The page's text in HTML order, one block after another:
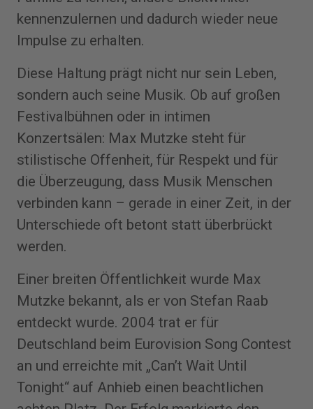
kennenzulernen und dadurch wieder neue
Impulse zu erhalten.
Diese Haltung prägt nicht nur sein Leben,
sondern auch seine Musik. Ob auf großen
Festivalbühnen oder in intimen
Konzertsälen: Max Mutzke steht für
stilistische Offenheit, für Respekt und für
die Überzeugung, dass Musik Menschen
verbinden kann – gerade in einer Zeit, in der
Unterschiede oft betont statt überbrückt
werden.
Einer breiten Öffentlichkeit wurde Max
Mutzke bekannt, als er von Stefan Raab
entdeckt wurde. 2004 trat er für
Deutschland beim Eurovision Song Contest
an und erreichte mit „Can’t Wait Until
Tonight“ auf Anhieb einen beachtlichen